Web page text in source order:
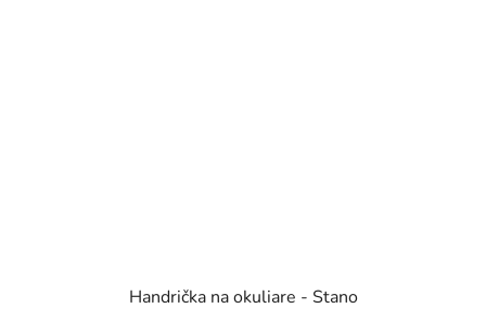
Handrička na okuliare - Stano